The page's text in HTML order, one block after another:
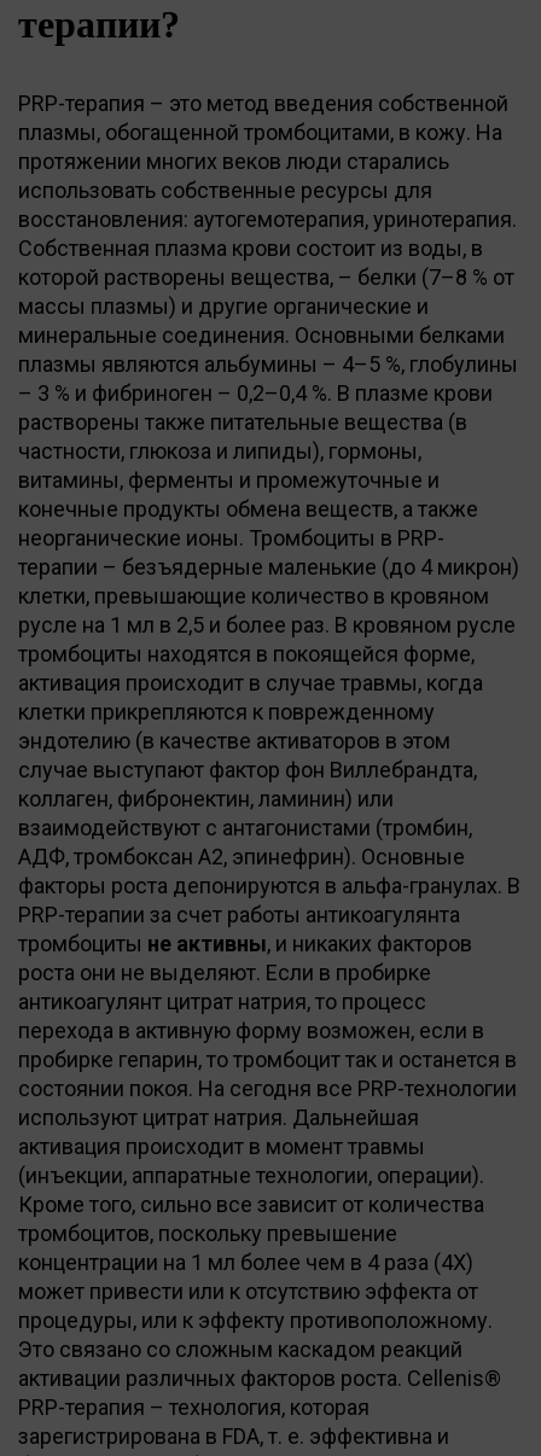
терапии?
PRP-терапия – это метод введения собственной
плазмы, обогащенной тромбоцитами, в кожу. На
протяжении многих веков люди старались
использовать собственные ресурсы для
восстановления: аутогемотерапия, уринотерапия.
Собственная плазма крови состоит из воды, в
которой растворены вещества, – белки (7–8 % от
массы плазмы) и другие органические и
минеральные соединения. Основными белками
плазмы являются альбумины – 4–5 %, глобулины
– 3 % и фибриноген – 0,2–0,4 %. В плазме крови
растворены также питательные вещества (в
частности, глюкоза и липиды), гормоны,
витамины, ферменты и промежуточные и
конечные продукты обмена веществ, а также
неорганические ионы. Тромбоциты в PRP-
терапии – безъядерные маленькие (до 4 микрон)
клетки, превышающие количество в кровяном
русле на 1 мл в 2,5 и более раз. В кровяном русле
тромбоциты находятся в покоящейся форме,
активация происходит в случае травмы, когда
клетки прикрепляются к поврежденному
эндотелию (в качестве активаторов в этом
случае выступают фактор фон Виллебрандта,
коллаген, фибронектин, ламинин) или
взаимодействуют с антагонистами (тромбин,
АДФ, тромбоксан А2, эпинефрин). Основные
факторы роста депонируются в альфа-гранулах. В
PRP-терапии за счет работы антикоагулянта
тромбоциты не активны, и никаких факторов
роста они не выделяют. Если в пробирке
антикоагулянт цитрат натрия, то процесс
перехода в активную форму возможен, если в
пробирке гепарин, то тромбоцит так и останется в
состоянии покоя. На сегодня все PRP-технологии
используют цитрат натрия. Дальнейшая
активация происходит в момент травмы
(инъекции, аппаратные технологии, операции).
Кроме того, сильно все зависит от количества
тромбоцитов, поскольку превышение
концентрации на 1 мл более чем в 4 раза (4Х)
может привести или к отсутствию эффекта от
процедуры, или к эффекту противоположному.
Это связано со сложным каскадом реакций
активации различных факторов роста. Cellenis®
PRP-терапия – технология, которая
зарегистрирована в FDA, т. е. эффективна и